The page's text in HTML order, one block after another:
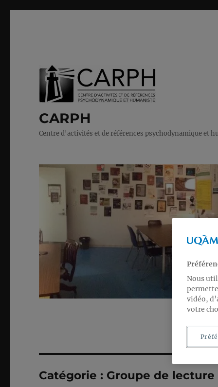
CARPH
Centre d'activités et de références psychodynamique et
Catégorie : Groupe de
Nous
vidéo,
votre